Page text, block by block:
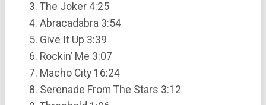
3. The Joker 4:25
4. Abracadabra 3:54
5. Give It Up 3:39
6. Rockin’ Me 3:07
7. Macho City 16:24
8. Serenade From The Stars 3:12